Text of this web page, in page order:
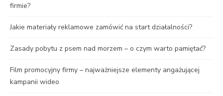
firmie?
Jakie materiały reklamowe zamówić na start działalności?
Zasady pobytu z psem nad morzem – o czym warto pamiętać?
Film promocyjny firmy – najważniejsze elementy angażującej
kampanii wideo